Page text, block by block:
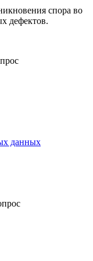
спора во
дефектов.
данных